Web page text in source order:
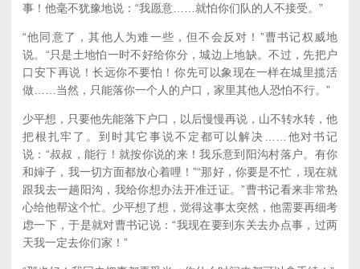
事！他毫不犹豫地说：“我愿意……就怕你们队的人不接受。”
“他同意了，其他人为难一些，但不会反对！”曹书记权威地
说。“只是土地怕一时不好给你分，城边上地缺。不过，先把户
口安下再说！长远你不要怕！你先可以象现在一样在城里揽活
做……当然，只能落你一个人的户口，家里其他人恐怕不行。”
少平想，只要他先能落下户口，以后慢慢再说，山不转水转，他
把根扎牢了。到时其它事说不定都可以解决……他对书记
说：“叔叔，能行！就按你说的来！我乐意到阳沟村落户。有你
和婶子，我一切方面都放心着哩！”“那好，你要是不忙，现在就
跟我去一趟阳沟，我给你想办法开准迁证。”曹书记看来非常热
心给他帮这个忙。少平想了想，觉得这事太突然，他需要再细考
虑一下，于是就对曹书记说：“我现在要到东关去办点事，过两
天我一定去你们家！”